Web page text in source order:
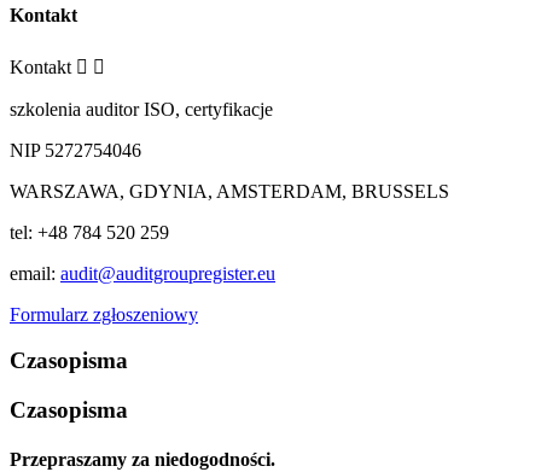
Kontakt
Kontakt  
szkolenia auditor ISO, certyfikacje
NIP 5272754046
WARSZAWA, GDYNIA, AMSTERDAM, BRUSSELS
tel: +48 784 520 259
email: audit@auditgroupregister.eu
Formularz zgłoszeniowy
Czasopisma
Czasopisma
Przepraszamy za niedogodności.